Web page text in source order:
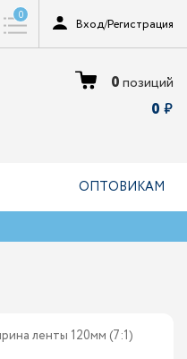
0
Вход/Регистрация
0позиций
0
ОПТОВИКАМ
ленты 120мм (7:1)